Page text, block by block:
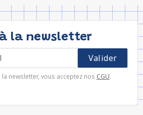
la newsletter
la newsletter, vous acceptez nos CGU.